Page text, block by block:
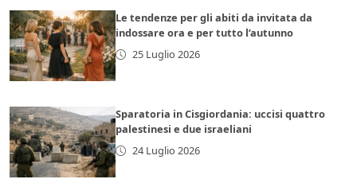
Le tendenze per gli abiti da invitata da
indossare ora e per tutto l’autunno
25 Luglio 2026
Sparatoria in Cisgiordania: uccisi quattro
palestinesi e due israeliani
24 Luglio 2026